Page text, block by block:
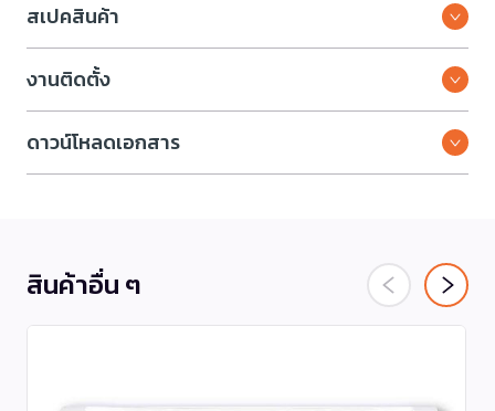
สเปคสินค้า
งานติดตั้ง
ดาวน์โหลดเอกสาร
สินค้าอื่น ๆ